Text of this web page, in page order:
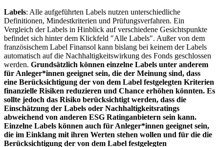
Labels: Alle aufgeführten Labels nutzen unterschiedliche
Definitionen, Mindestkriterien und Prüfungsverfahren. Ein
Vergleich der Labels in Hinblick auf verschiedene Gesichtspunkte
befindet sich hinter dem Klickfeld "Alle Labels". Außer von dem
französischem Label Finansol kann bislang bei keinem der Labels
automatisch auf die Nachhaltigkeitswirkung des Fonds geschlossen
werden. Grundsätzlich können einzelne Labels unter anderem
für Anleger*innen geeignet sein, die der Meinung sind, dass
eine Berücksichtigung der von dem Label festgelegten Kriterien
finanzielle Risiken reduzieren und Chance erhöhen könnten. Es
sollte jedoch das Risiko berücksichtigt werden, dass die
Einschätzung der Labels oder Nachhaltigkeitsratings
abweichend von anderen ESG Ratinganbietern sein kann.
Einzelne Labels können auch für Anleger*innen geeignet sein,
die im Einklang mit ihren Werten stehen wollen und für die die
Berücksichtigung der von dem Label festgelegten